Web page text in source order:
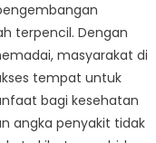
terpencil. Dengan
masyarakat di
tempat untuk
bagi kesehatan
angka penyakit tidak